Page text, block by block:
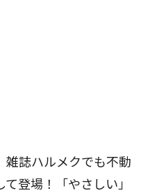
雑誌ハルメクでも不動
登場！「やさしい」